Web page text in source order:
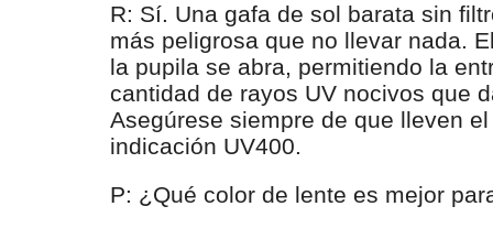
R: Sí. Una gafa de sol barata sin
más peligrosa que no llevar nada.
la pupila se abra, permitiendo la
cantidad de rayos UV nocivos que
Asegúrese siempre de que lleven
indicación UV400.
P: ¿Qué color de lente es mejor